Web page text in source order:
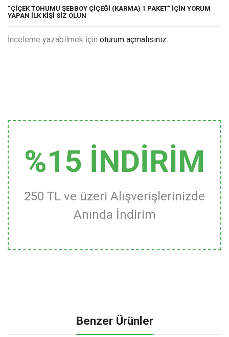
“ÇIÇEK TOHUMU ŞEBBOY ÇIÇEĞI (KARMA) 1 PAKET” IÇIN YORUM
YAPAN ILK KIŞI SIZ OLUN
İnceleme yazabilmek için oturum açmalısınız.
%15 İNDİRİM
250 TL ve üzeri Alışverişlerinizde
Anında İndirim
Benzer Ürünler